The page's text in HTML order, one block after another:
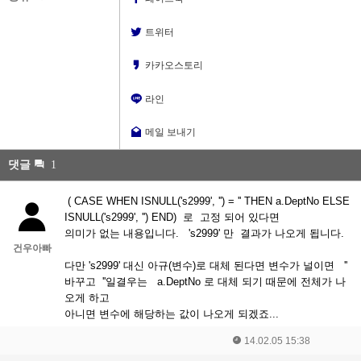
트위터
카카오스토리
라인
메일 보내기
댓글 1
건우아빠
( CASE WHEN ISNULL('s2999', '') = '' THEN a.DeptNo ELSE
ISNULL('s2999', '') END) 로 고정 되어 있다면
의미가 없는 내용입니다. 's2999' 만 결과가 나오게 됩니다.
다만 's2999' 대신 아규(변수)로 대체 된다면 변수가 널이면 ''
바꾸고 ''일결우는 a.DeptNo 로 대체 되기 때문에 전체가 나
오게 하고
아니면 변수에 해당하는 값이 나오게 되겠죠...
14.02.05 15:38